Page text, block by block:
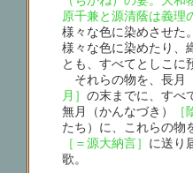
原千兼と源清蔭は義理
様々な色に染めさせた
様々な色に染めたり、
とも、すべてとしこに
それらの物を、長月
月］の末までに、すべ
無月（かんなづき）
たち）に、これらの物
［＝源大納言］ に送り
歌。